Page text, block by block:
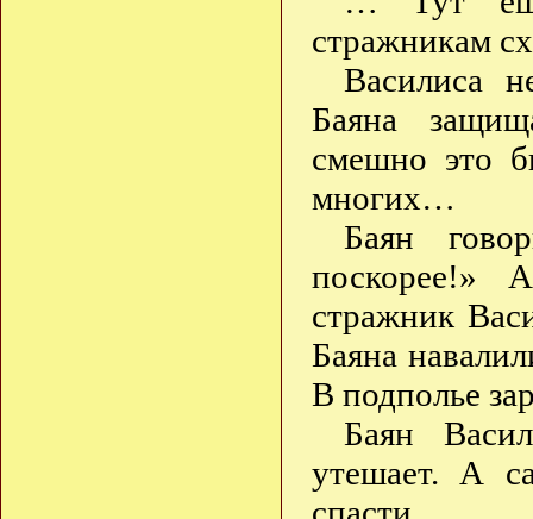
стражникам
Василиса
Баяна
смешно это
многих…
Баян
поскорее!»
стражник
Баяна
В подполье
Баян
утешает. А